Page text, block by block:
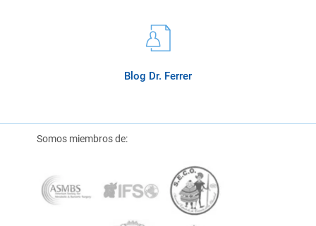
Blog Dr. Ferrer
Somos miembros de: